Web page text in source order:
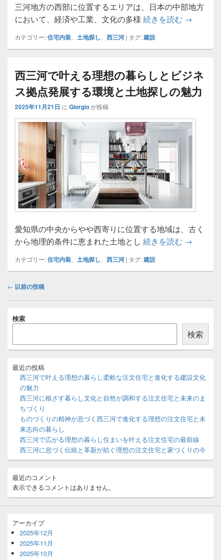
三河地方の西部に位置するエリアは、日本の中部地方
において、経済や工業、文化の多様 続きを読む 西三河で
→
カテゴリー:住宅内装 土地探し 西三河 | タグ:建設
西三河で叶える理想の暮らしとビジネ
ス拠点発展する環境と土地探しの魅力
2025年11月21日 に Giorgioが投稿
愛知県の中央からやや西寄りに位置する地域は、古く
から地理的条件に恵まれた土地とし 続きを読む 西三河で
→
カテゴリー:住宅内装 土地探し 西三河 | タグ:建設
投
ビ
ゲ
シ
ン
← 以前の投稿
イ
イ
バ
検索
検索
最近の投稿
西三河で叶える理想の暮らし柔軟な注文住宅と進化する建設文化
の魅力
西三河に根ざす暮らし文化と自然が調和する注文住宅と未来のま
ちづくり
ものづくりの精神が息づく西三河で進化する理想の注文住宅と未
来志向の暮らし
西三河で広がる理想の暮らし住まいを叶える注文住宅の最前線
西三河に息づく伝統と革新が紡ぐ理想の注文住宅と家づくりの今
最近のコメント
表示できるコメントはありません。
アーカイブ
2025年12月
2025年11月
2025年10月